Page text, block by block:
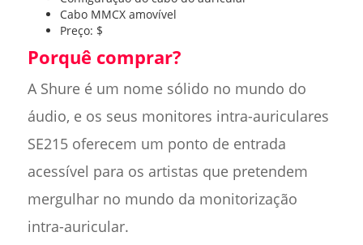
Cabo MMCX amovível
Preço: $
Porquê comprar?
A Shure é um nome sólido no mundo do
áudio, e os seus monitores intra-auriculares
SE215 oferecem um ponto de entrada
acessível para os artistas que pretendem
mergulhar no mundo da monitorização
intra-auricular.